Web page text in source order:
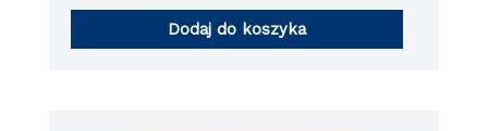
Dodaj do koszyka